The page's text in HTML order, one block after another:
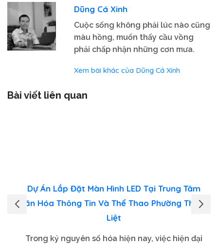
Dũng Cá Xinh
Cuộc sống không phải lúc nào cũng
màu hồng, muốn thấy cầu vồng
phải chấp nhận những cơn mưa.
Xem bài khác của Dũng Cá Xinh
Bài viết liên quan
Dự Án Lắp Đặt Màn Hình LED Tại Trung Tâm
Văn Hóa Thông Tin Và Thể Thao Phường Thanh
Liệt
Trong kỷ nguyên số hóa hiện nay, việc hiện đại